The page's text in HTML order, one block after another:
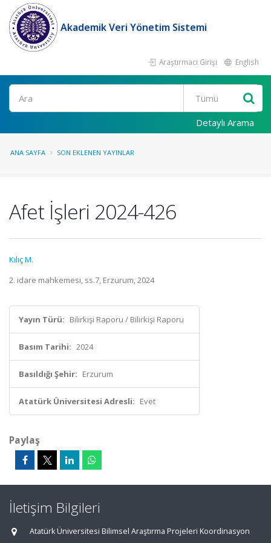
Akademik Veri Yönetim Sistemi
Araştırmacı Girişi English
Ara
Detaylı Arama
ANA SAYFA SON EKLENEN YAYINLAR
Afet İşleri 2024-426
Kılıç M.
2. idare mahkemesi, ss.7, Erzurum, 2024
Yayın Türü: Bilirkişi Raporu / Bilirkişi Raporu
Basım Tarihi: 2024
Basıldığı Şehir: Erzurum
Atatürk Üniversitesi Adresli: Evet
Paylaş
İletişim Bilgileri
Atatürk Üniversitesi Bilimsel Araştırma Projeleri Koordinasyon